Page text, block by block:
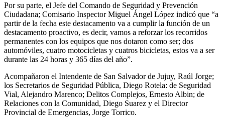
Por su parte, el Jefe del Comando de Seguridad y Prevención
Ciudadana; Comisario Inspector Miguel Ángel López indicó que “a
partir de la fecha este destacamento va a cumplir la función de un
destacamento proactivo, es decir, vamos a reforzar los recorridos
permanentes con los equipos que nos dotaron como ser; dos
automóviles, cuatro motocicletas y cuatros bicicletas, estos va a ser
durante las 24 horas y 365 días del año”.
Acompañaron el Intendente de San Salvador de Jujuy, Raúl Jorge;
los Secretarios de Seguridad Pública, Diego Rotela: de Seguridad
Vial, Alejandro Marenco; Delitos Complejos, Ernesto Albin; de
Relaciones con la Comunidad, Diego Suarez y el Director
Provincial de Emergencias, Jorge Torrico.